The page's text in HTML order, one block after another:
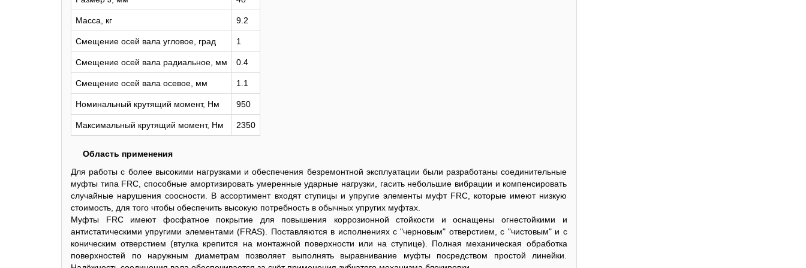
Масса, кг 9.2
Смещение осей вала угловое, град 1
Смещение осей вала радиальное, мм 0.4
Смещение осей вала осевое, мм 1.1
Номинальный крутящий момент, Нм 950
Максимальный крутящий момент, Нм 2350
Область применения
Для работы с более высокими нагрузками и обеспечения безремонтной эксплуатации были разработаны соединительные
муфты типа FRC, способные амортизировать умеренные ударные нагрузки, гасить небольшие вибрации и компенсировать
случайные нарушения соосности. В ассортимент входят ступицы и упругие элементы муфт FRC, которые имеют низкую
стоимость, для того чтобы обеспечить высокую потребность в обычных упругих муфтах.
Муфты FRC имеют фосфатное покрытие для повышения коррозионной стойкости и оснащены огнестойкими и
антистатическими упругими элементами (FRAS). Поставляются в исполнениях с "черновым" отверстием, с "чистовым" и с
коническим отверстием (втулка крепится на монтажной поверхности или на ступице). Полная механическая обработка
поверхностей по наружным диаметрам позволяет выполнять выравнивание муфты посредством простой линейки.